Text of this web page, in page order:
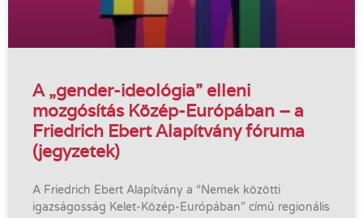
A „gender-ideológia” elleni
mozgósítás Közép-Európában – a
Friedrich Ebert Alapítvány fóruma
(jegyzetek)
A Friedrich Ebert Alapítvány a “Nemek közötti
igazságosság Kelet-Közép-Európában” című regionális